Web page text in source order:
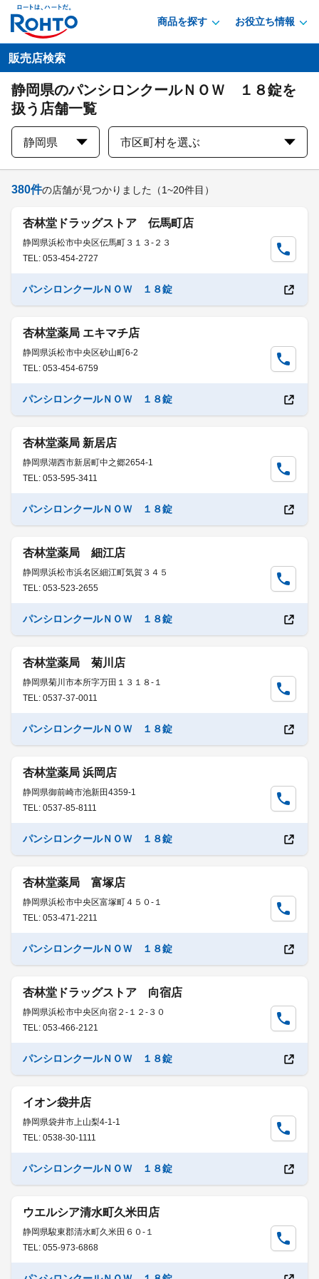
商品を探す お役立ち情報
販売店検索
静岡県のパンシロンクールＮＯＷ １８錠を
扱う店舗一覧
静岡県 市区町村を選ぶ
380件の店舗が見つかりました （1~20件目）
杏林堂ドラッグストア 伝馬町店
静岡県浜松市中央区伝馬町３１３-２３
TEL: 053-454-2727
パンシロンクールＮＯＷ １８錠
杏林堂薬局 エキマチ店
静岡県浜松市中央区砂山町6-2
TEL: 053-454-6759
パンシロンクールＮＯＷ １８錠
杏林堂薬局 新居店
静岡県湖西市新居町中之郷2654-1
TEL: 053-595-3411
パンシロンクールＮＯＷ １８錠
杏林堂薬局 細江店
静岡県浜松市浜名区細江町気賀３４５
TEL: 053-523-2655
パンシロンクールＮＯＷ １８錠
杏林堂薬局 菊川店
静岡県菊川市本所字万田１３１８-１
TEL: 0537-37-0011
パンシロンクールＮＯＷ １８錠
杏林堂薬局 浜岡店
静岡県御前崎市池新田4359-1
TEL: 0537-85-8111
パンシロンクールＮＯＷ １８錠
杏林堂薬局 富塚店
静岡県浜松市中央区富塚町４５０-１
TEL: 053-471-2211
パンシロンクールＮＯＷ １８錠
杏林堂ドラッグストア 向宿店
静岡県浜松市中央区向宿２-１２-３０
TEL: 053-466-2121
パンシロンクールＮＯＷ １８錠
イオン袋井店
静岡県袋井市上山梨4-1-1
TEL: 0538-30-1111
パンシロンクールＮＯＷ １８錠
ウエルシア清水町久米田店
静岡県駿東郡清水町久米田６０-１
TEL: 055-973-6868